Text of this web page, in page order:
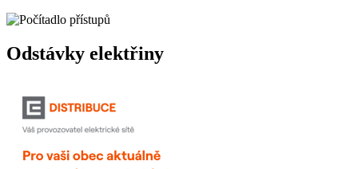
Odstávky elektřiny